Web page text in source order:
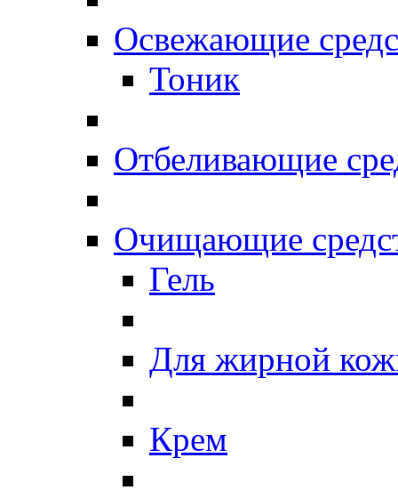
Освежающие
Тоник
Отбеливающие
Очищающие
Гель
Для жирной
Крем